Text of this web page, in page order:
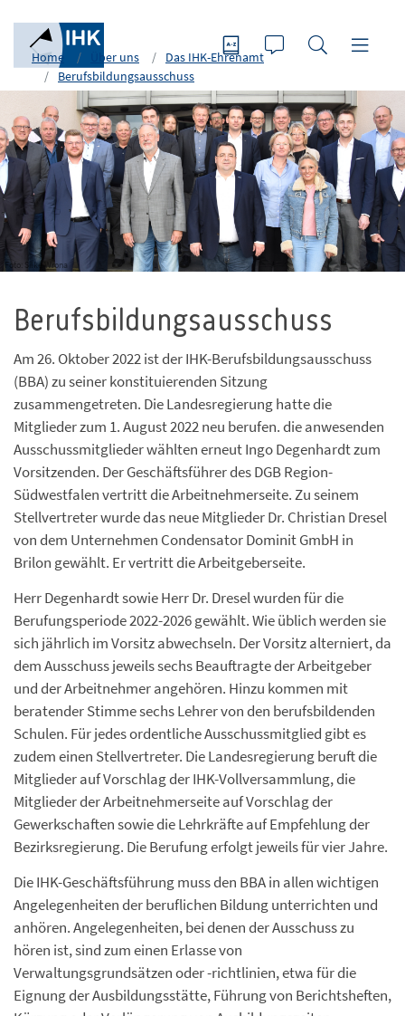
Home Über uns
Das IHK-Ehrenamt
Berufsbildungsausschuss
Foto: Silke Wrona
Berufsbildungsausschuss
Am 26. Oktober 2022 ist der IHK-Berufsbildungsausschuss
(BBA) zu seiner konstituierenden Sitzung
zusammengetreten. Die Landesregierung hatte die
Mitglieder zum 1. August 2022 neu berufen. die anwesenden
Ausschussmitglieder wählten erneut Ingo Degenhardt zum
Vorsitzenden. Der Geschäftsführer des DGB Region-
Südwestfalen vertritt die Arbeitnehmerseite. Zu seinem
Stellvertreter wurde das neue Mitglieder Dr. Christian Dresel
von dem Unternehmen Condensator Dominit GmbH in
Brilon gewählt. Er vertritt die Arbeitgeberseite.
Herr Degenhardt sowie Herr Dr. Dresel wurden für die
Berufungsperiode 2022-2026 gewählt. Wie üblich werden sie
sich jährlich im Vorsitz abwechseln. Der Vorsitz alterniert, da
dem Ausschuss jeweils sechs Beauftragte der Arbeitgeber
und der Arbeitnehmer angehören. Hinzu kommen mit
beratender Stimme sechs Lehrer von den berufsbildenden
Schulen. Für jedes ordentliche Ausschussmitglied gibt es
zudem einen Stellvertreter. Die Landesregierung beruft die
Mitglieder auf Vorschlag der IHK-Vollversammlung, die
Mitglieder der Arbeitnehmerseite auf Vorschlag der
Gewerkschaften sowie die Lehrkräfte auf Empfehlung der
Bezirksregierung. Die Berufung erfolgt jeweils für vier Jahre.
Die IHK-Geschäftsführung muss den BBA in allen wichtigen
Angelegenheiten der beruflichen Bildung unterrichten und
anhören. Angelegenheiten, bei denen der Ausschuss zu
hören ist, sind zum einen Erlasse von
Verwaltungsgrundsätzen oder -richtlinien, etwa für die
Eignung der Ausbildungsstätte, Führung von Berichtsheften,